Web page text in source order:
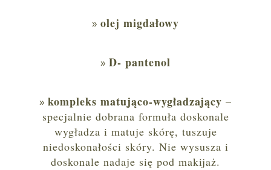
olej migdałowy
D- pantenol
kompleks matująco-wygładzający –
specjalnie dobrana formuła doskonale
wygładza i matuje skórę, tuszuje
niedoskonałości skóry. Nie wysusza i
doskonale nadaje się pod makijaż.